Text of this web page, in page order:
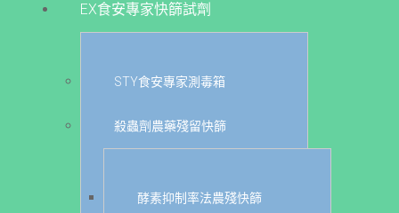
EX食安專家快篩試劑
STY食安專家測毒箱
殺蟲劑農藥殘留快篩
酵素抑制率法農殘快篩